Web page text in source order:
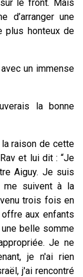
le front. Mais
d’arranger une
plus honteux de
un immense
la bonne
raison de cette
et lui dit : “Je
Aiguy. Je suis
me suivent à la
trois fois en
aux enfants
belle somme
Je ne
je n'ai rien
j'ai rencontré